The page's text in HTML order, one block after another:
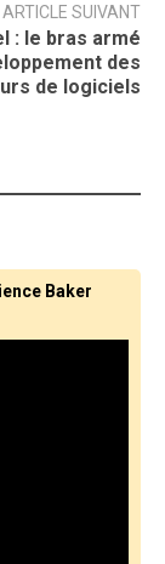
ARTICLE SUIVANT
: le bras armé
des
de logiciels
Baker